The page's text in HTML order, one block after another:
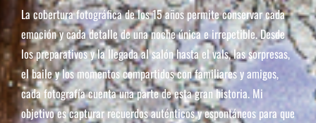
La cobertura fotográfica de los 15 años permite conservar cada
emoción y cada detalle de una noche única e irrepetible. Desde
los preparativos y la llegada al salón hasta el vals, las sorpresas,
el baile y los momentos compartidos con familiares y amigos,
cada fotografía cuenta una parte de esta gran historia. Mi
objetivo es capturar recuerdos auténticos y espontáneos para que